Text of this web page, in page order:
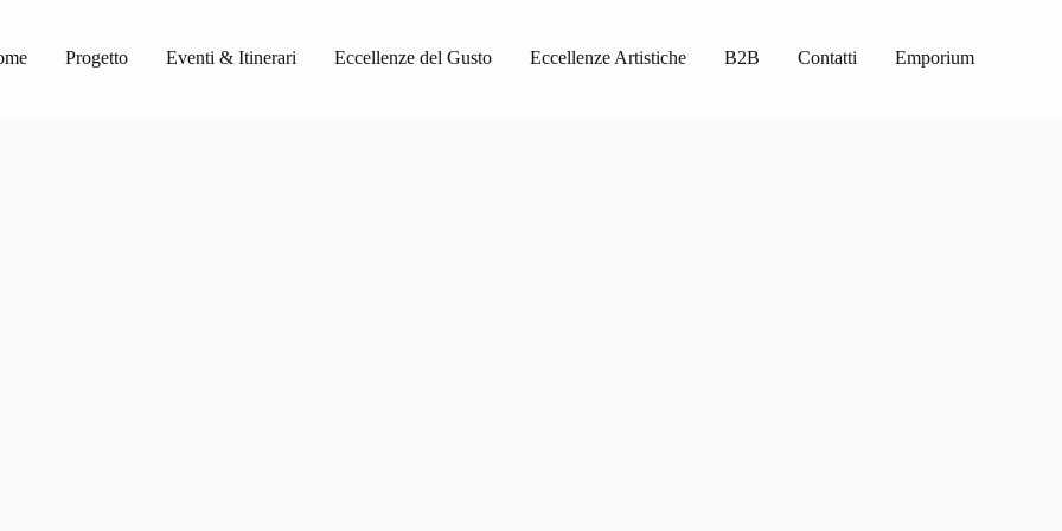
Progetto Eventi & Itinerari Eccellenze del Gusto Eccellenze Artistiche B2B Contatti Emporium